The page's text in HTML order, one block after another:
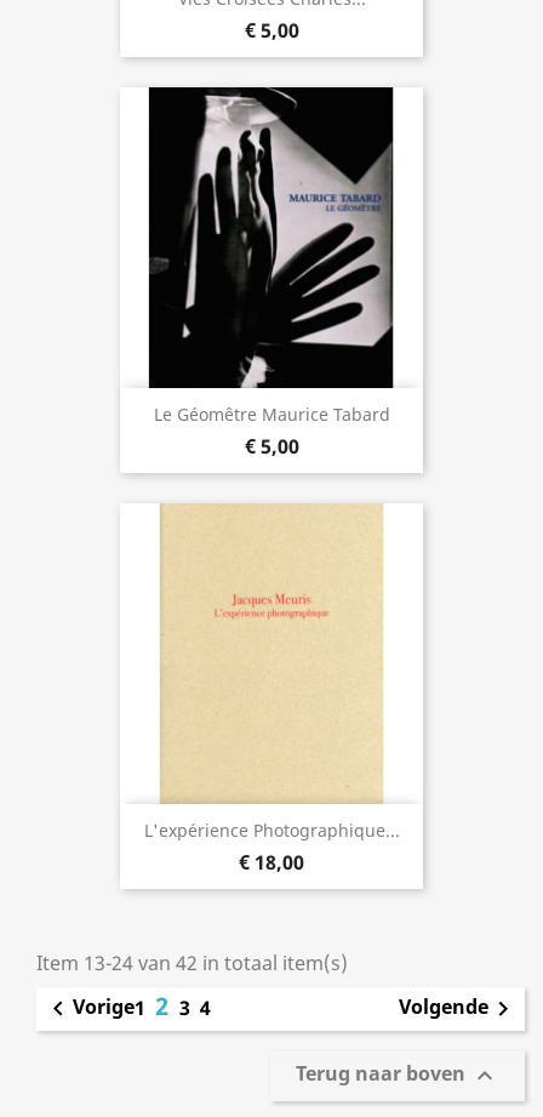
€ 5,00
Le Géomêtre Maurice Tabard
€ 5,00
L'expérience Photographique...
€ 18,00
Item 13-24 van 42 in totaal item(s)
 Vorige1 2 3 4 Volgende 
Terug naar boven 